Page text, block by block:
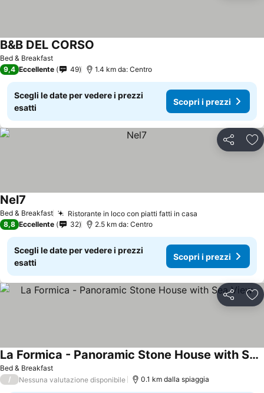
Bed & Breakfast
B&B DEL CORSO
9,4 Eccellente 49 1.4 km da: Centro
Scegli le date per vedere i prezzi
esatti
Scopri i prezzi
Condividi
Bed & Breakfast Ristorante in loco con piatti fatti in casa
Nel7
8,8 Eccellente 32 2.5 km da: Centro
Scegli le date per vedere i prezzi
esatti
Scopri i prezzi
Condividi
Bed & Breakfast
La Formica - Panoramic Stone House with Sea View
/ Nessuna valutazione disponibile 0.1 km dalla spiaggia